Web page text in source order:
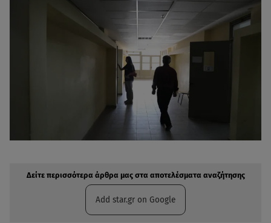
Δείτε περισσότερα άρθρα μας στα αποτελέσματα αναζήτησης
Add star.gr on Google